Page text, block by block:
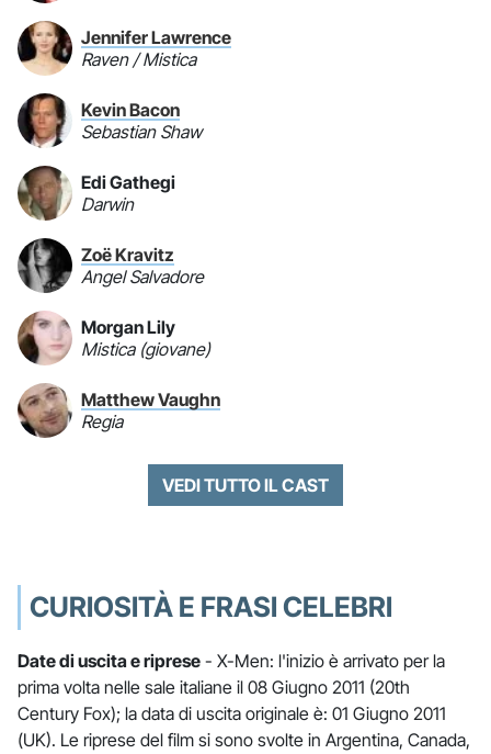
Jennifer Lawrence
Raven / Mistica
Kevin Bacon
Sebastian Shaw
Edi Gathegi
Darwin
Zoë Kravitz
Angel Salvadore
Morgan Lily
Mistica (giovane)
Matthew Vaughn
Regia
VEDI TUTTO IL CAST
CURIOSITÀ E FRASI CELEBRI
Date di uscita e riprese - X-Men: l'inizio è arrivato per la
prima volta nelle sale italiane il 08 Giugno 2011 (20th
Century Fox); la data di uscita originale è: 01 Giugno 2011
(UK). Le riprese del film si sono svolte in Argentina, Canada,